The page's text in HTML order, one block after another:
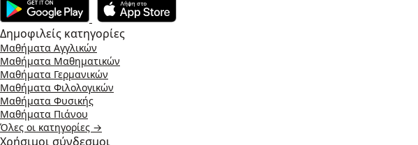
Δημοφιλείς κατηγορίες
Μαθήματα Αγγλικών
Μαθήματα Μαθηματικών
Μαθήματα Γερμανικών
Μαθήματα Φιλολογικών
Μαθήματα Φυσικής
Μαθήματα Πιάνου
Όλες οι κατηγορίες →
Χρήσιμοι σύνδεσμοι